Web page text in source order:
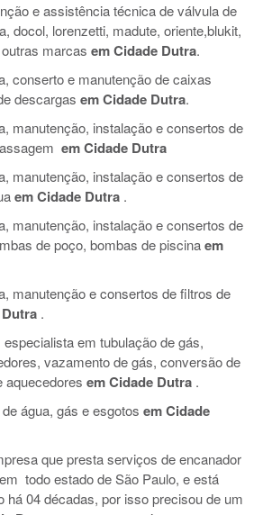
e assistência técnica de válvula de
docol, lorenzetti, madute, oriente,blukit,
marcas em Cidade Dutra.
conserto e manutenção de caixas
descargas em Cidade Dutra.
manutenção, instalação e consertos de
em Cidade Dutra
manutenção, instalação e consertos de
em Cidade Dutra .
manutenção, instalação e consertos de
de poço, bombas de piscinaem
manutenção e consertos de filtros de
.
em tubulação de gás,
vazamento de gás, conversão de
aquecedores em Cidade Dutra .
água, gás e esgotos em Cidade
que presta serviços de encanador
todo estado de São Paulo, e está
há 04 décadas, por isso precisou de um